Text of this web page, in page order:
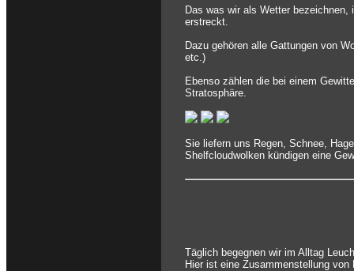
Das was wir als Wetter
erstreckt.
Dazu gehören alle Gattungen von
etc.)
Ebenso zählen die bei einem
Stratosphäre.
Sie liefern uns Regen, Schnee,
Shelfcloudwolken kündigen eine
Täglich begegnen wir im Alltag
Hier ist eine Zusammenstellung